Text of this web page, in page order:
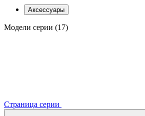
Аксессуары
Модели серии (17)
Страница серии